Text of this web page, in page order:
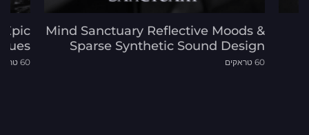
Mind Sanctuary Reflective Moods &
Sparse Synthetic Sound Design
60 טראקים 60 טראקים